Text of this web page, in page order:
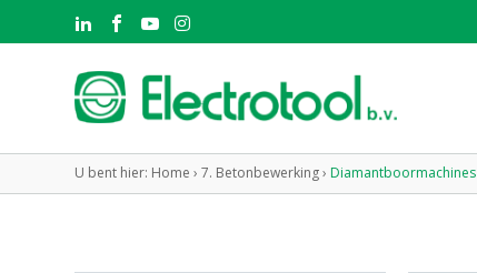
U bent hier: Home › 7. Betonbewerking› Diamantboormachines